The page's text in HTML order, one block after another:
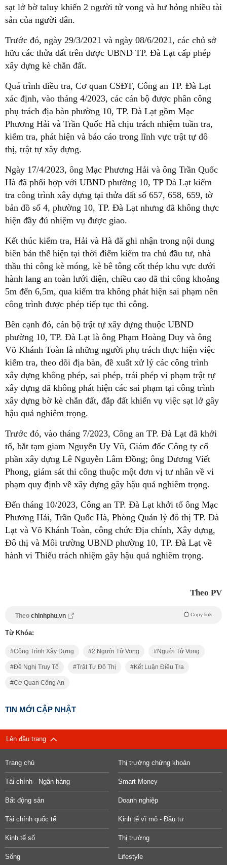
sạt lở bờ taluy khiến 2 người tử vong và hư hỏng nhiều tài
sản của người dân.
Trước đó, ngày 29/3/2021 và ngày 08/6/2021, các chủ sở
hữu các thửa đất trên được UBND TP. Đà Lạt cấp phép
xây dựng kè chắn đất.
Quá trình điều tra, Cơ quan CSĐT, Công an TP. Đà Lạt
xác định, vào tháng 4/2023, các cán bộ được phân công
phụ trách địa bàn phường 10, TP. Đà Lạt gồm Mạc
Phương Hải và Trần Quốc Hà chịu trách nhiệm tuần tra,
kiểm tra, phát hiện và báo cáo trong lĩnh vực trật tự đô
thị, trật tự xây dựng.
Ngày 17/4/2023, ông Mạc Phương Hải và ông Trần Quốc
Hà đã phối hợp với UBND phường 10, TP Đà Lạt kiểm
tra công trình xây dựng tại thửa đất số 657, 658, 659, tờ
bản đồ số 4, phường 10, TP. Đà Lạt nhưng đã không thực
hiện đầy đủ nhiệm vụ được giao.
Kết thúc kiểm tra, Hải và Hà đã ghi nhận trong nội dung
biên bản thể hiện tại thời điểm kiểm tra chủ đầu tư, nhà
thầu thi công kè móng, kè bê tông cốt thép khu vực dưới
hành lang an toàn lưới điện, chiều cao đã thi công khoảng
5m đến 6,5m, qua kiểm tra không phát hiện sai phạm nên
công trình được phép tiếp tục thi công.
Bên cạnh đó, cán bộ trật tự xây dựng thuộc UBND
phường 10, TP. Đà Lạt là ông Phạm Hoàng Duy và ông
Võ Khánh Toàn là những người phụ trách thực hiện việc
kiểm tra, theo dõi địa bàn, đề xuất xử lý các công trình
xây dựng không phép, sai phép, trái phép vi phạm trật tự
xây dựng đã không phát hiện các sai phạm tại công trình
xây dựng bờ kè chắn đất, đắp đất khiến vụ việc sạt lở gây
hậu quả nghiêm trọng.
Trước đó, vào tháng 7/2023, Công an TP. Đà Lạt đã khởi
tố, bắt tạm giam Nguyễn Uy Vũ, Giám đốc Công ty cổ
phần xây dựng Lê Nguyễn Lâm Đồng; ông Dương Viết
Phong, giám sát thi công thuộc một đơn vị tư nhân về vi
phạm quy định về xây dựng gây hậu quả nghiêm trọng.
Đến tháng 10/2023, Công an TP. Đà Lạt khởi tố ông Mạc
Phương Hải, Trần Quốc Hà, Phòng Quản lý đô thị TP. Đà
Lạt và Võ Khánh Toàn, công chức Địa chính, Xây dựng,
Đô thị và Môi trường UBND phường 10, TP. Đà Lạt về
hành vi Thiếu trách nhiệm gây hậu quả nghiêm trọng.
Theo PV
Theo chinhphu.vn Copy link
Từ Khóa:
Công Trình Xây Dựng 2 Người Tử Vong Người Tử Vong
Đề Nghị Truy Tố Trật Tự Đô Thị Kết Luận Điều Tra
Cơ Quan Công An
TIN MỚI CẬP NHẬT
Lên đầu trang
Trang chủ Thị trường chứng khoán
Tài chính - Ngân hàng Smart Money
Bất động sản Doanh nghiệp
Tài chính quốc tế Kinh tế vĩ mô - Đầu tư
Kinh tế số Thị trường
Sống Lifestyle